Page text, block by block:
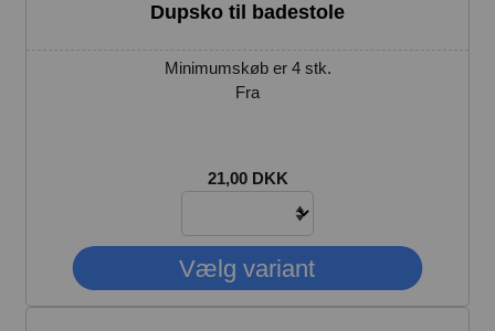
Dupsko til badestole
Minimumskøb er 4 stk.
Fra
21,00 DKK